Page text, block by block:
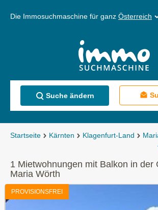
Die Immosuchmaschine für ganz Österreich
Suche ändern
Startseite Kärnten Klagenfurt-Land
1 Mietwohnungen mit Balkon in der
Maria Wörth
PROVISIONSFREI